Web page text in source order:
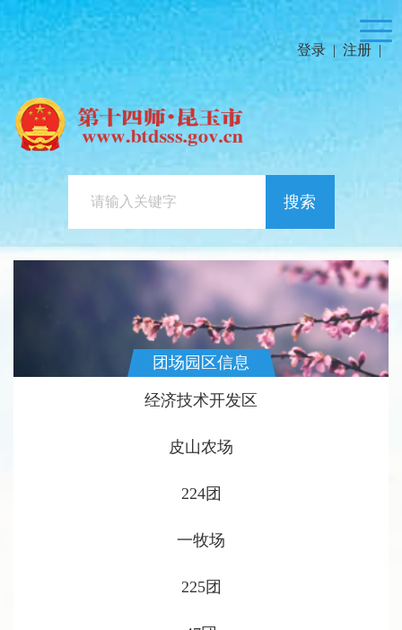
登录 | 注册 |
搜索
团场园区信息
经济技术开发区
皮山农场
224团
一牧场
225团